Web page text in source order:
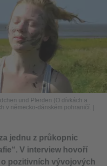
und Pferden (O dívkách a
v německo-dánském pohraničí.
jednu z průkopnic
V interview hovoří
pozitivních vývojových